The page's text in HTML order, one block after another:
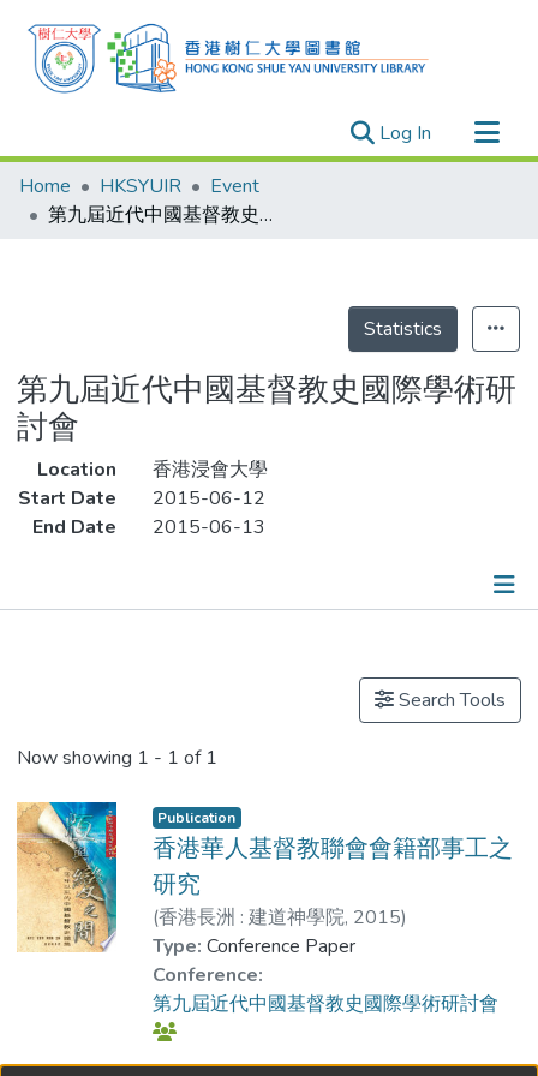
Log In (current)
Research Outputs
Researchers
Theses
Home HKSYUIR
Event
第九屆近代中國基督教史國際學術研討會
Statistics
第九屆近代中國基督教史國際學術研
討會
Location
香港浸會大學
Start Date
2015-06-12
End Date
2015-06-13
Search Tools
Now showing 1 - 1 of 1
Publication
香港華人基督教聯會會籍部事工之
研究
(香港長洲 : 建道神學院, 2015)
Dr. PANG Suk Man
Type: Conference Paper
Conference:
第九屆近代中國基督教史國際學術研討會